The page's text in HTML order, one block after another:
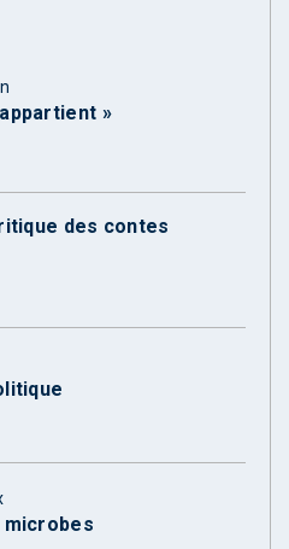
»
des contes
microbes